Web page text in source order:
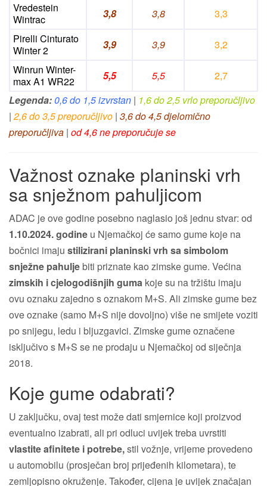
Vredestein
Wintrac
3,8 3,8
3,3
Pirelli Cinturato
Winter 2
3,9 3,9
3,2
Winrun Winter-
max A1 WR22
5,5 5,5
2,7
Legenda:0,6 do 1,5 izvrstan | 1,6 do 2,5 vrlo preporučljivo
|2,6 do 3,5 preporučljivo | 3,6 do 4,5 djelomično
preporučljiva | od 4,6 ne preporučuje se
Važnost oznake planinski vrh
sa snježnom pahuljicom
ADAC je ove godine posebno naglasio još jednu stvar: od
1.10.2024. godine u Njemačkoj će samo gume koje na
bočnici imaju stilizirani planinski vrh sa simbolom
snježne pahuljebiti priznate kao zimske gume. Većina
zimskih i cjelogodišnjih guma koje su na tržištu imaju
ovu oznaku zajedno s oznakom M+S. Ali zimske gume bez
ove oznake (samo M+S nije dovoljno) više ne smijete voziti
po snijegu, ledu i bljuzgavici. Zimske gume označene
isključivo s M+S se ne prodaju u Njemačkoj od siječnja
2018.
Koje gume odabrati?
U zaključku, ovaj test može dati smjernice koji proizvod
eventualno izabrati, ali pri odluci uvijek treba uvrstiti
vlastite afinitete i potrebe,stil vožnje, vrijeme provedeno
u automobilu (prosječan broj prijeđenih kilometara), te
zemljopisno okruženje. Također, cijena je uvijek značajan